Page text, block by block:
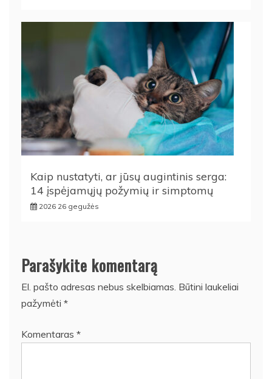
Kaip nustatyti, ar jūsų augintinis serga:
14 įspėjamųjų požymių ir simptomų
2026 26 gegužės
Parašykite komentarą
El. pašto adresas nebus skelbiamas. Būtini laukeliai
pažymėti *
Komentaras *